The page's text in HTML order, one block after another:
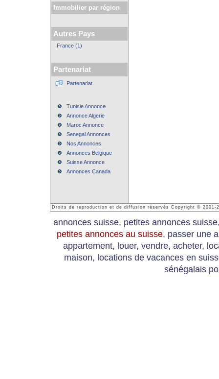
Immobilier par région
Autres Pays
France (1)
Partenariat
Partenariat
Tunisie Annonce
Annonce Algerie
Maroc Annonce
Senegal Annonces
Nos Annonces
Annonces Belgique
Suisse Annonce
Annonces Canada
Droits de reproduction et de diffusion réservés Copyright © 2001-
annonces suisse, petites annonces
petites annonces au suisse, passer une
appartement, louer, vendre, acheter,
maison, locations de vacances en
sénégalais